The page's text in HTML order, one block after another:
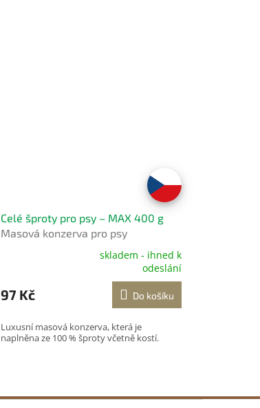
Celé šproty pro psy – MAX 400 g
Masová konzerva pro psy
produktu
je
z
5
skladem - ihned k
odeslání
97 Kč Do košíku
Luxusní masová konzerva, která je
naplněna ze 100 % šproty včetně kostí.